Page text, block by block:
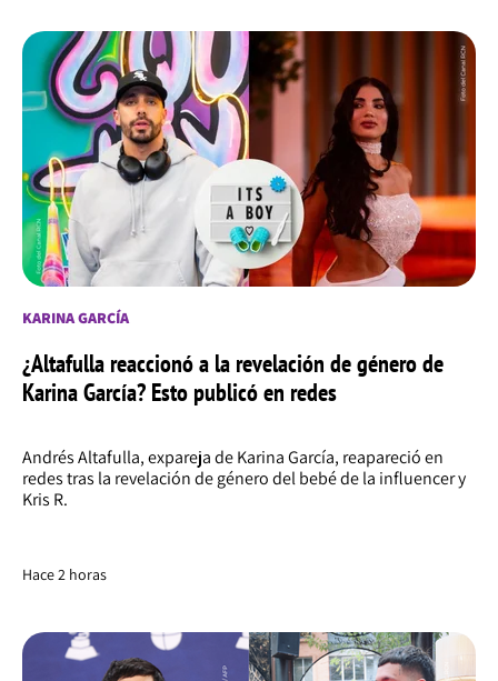
KARINA GARCÍA
¿Altafulla reaccionó a la revelación de género de
Karina García? Esto publicó en redes
Andrés Altafulla, expareja de Karina García, reapareció en
redes tras la revelación de género del bebé de la influencer y
Kris R.
Hace 2 horas